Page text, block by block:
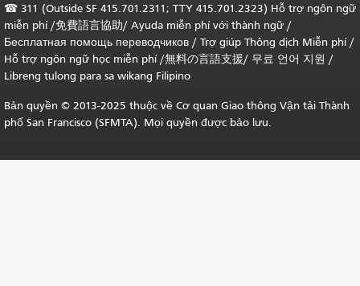
☎ 311 (Outside SF 415.701.2311; TTY 415.701.2323) Hỗ trợ ngôn ngữ
miễn phí /免費語言協助/ Ayuda miễn phí với thành ngữ /
Бесплатная помощь переводчиков / Trợ giúp Thông dịch Miễn phí/
Hỗ trợ ngôn ngữ học miễn phí/無料の言語支援/ 무료 언어 지원 /
Libreng tulong para sa wikang Filipino
Bản quyền © 2013-2025 thuộc về Cơ quan Giao thông Vận tải Thành
phố San Francisco (SFMTA). Mọi quyền được bảo lưu.